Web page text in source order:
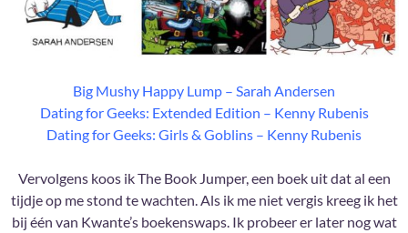
Big Mushy Happy Lump – Sarah Andersen
Dating for Geeks: Extended Edition – Kenny Rubenis
Dating for Geeks: Girls & Goblins – Kenny Rubenis
Vervolgens koos ik The Book Jumper, een boek uit dat al een
tijdje op me stond te wachten. Als ik me niet vergis kreeg ik het
bij één van Kwante’s boekenswaps. Ik probeer er later nog wat